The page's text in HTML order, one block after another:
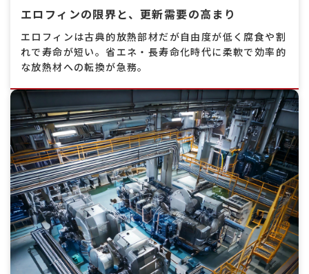
エロフィンの限界と、更新需要の高まり
エロフィンは古典的放熱部材だが自由度が低く腐食や割
れで寿命が短い。省エネ・長寿命化時代に柔軟で効率的
な放熱材への転換が急務。